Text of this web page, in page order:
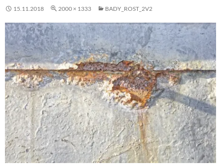
15.11.2018 2000 × 1333 BADY_ROST_2V2